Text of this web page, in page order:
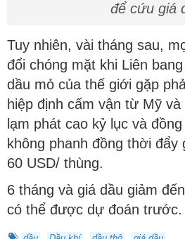
để cứu giá
Tuy nhiên, vài tháng sau,
đổi chóng mặt khi Liên
dầu mỏ của thế giới gặp
hiệp định cấm vận từ Mỹ
lạm phát cao kỷ lục và
không phanh đồng thời đẩy
60 USD/ thùng.
6 tháng và giá dầu giảm đến 49%. Điều này khó
có thể được dự đoán trước.